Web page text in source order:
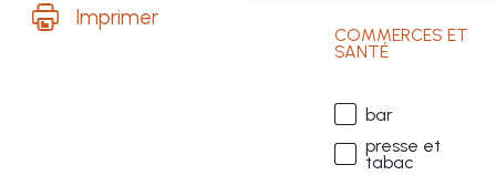
Imprimer
COMMERCES ET
SANTÉ
bar
presse et
tabac